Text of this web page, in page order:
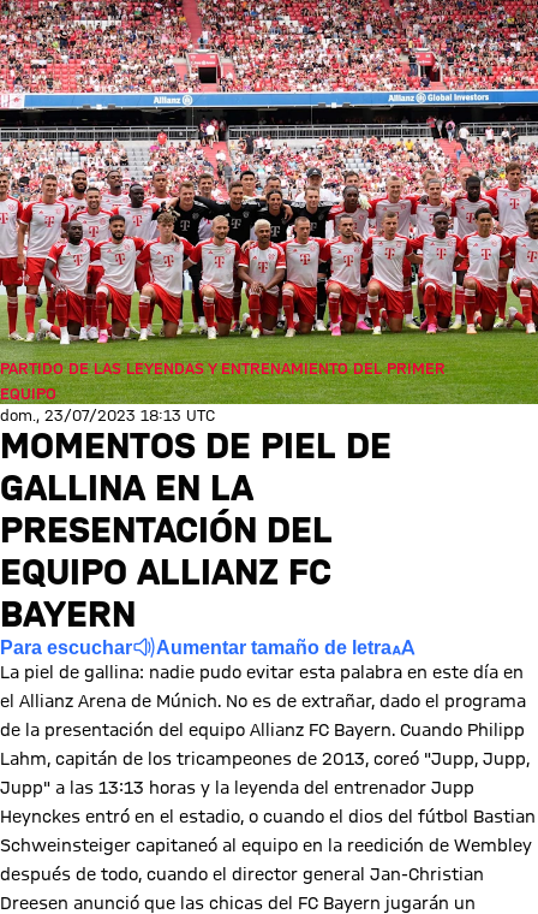
PARTIDO DE LAS LEYENDAS Y ENTRENAMIENTO DEL PRIMER
EQUIPO
dom., 23/07/2023 18:13 UTC
MOMENTOS DE PIEL DE
GALLINA EN LA
PRESENTACIÓN DEL
EQUIPO ALLIANZ FC
BAYERN
Para escuchar Aumentar tamaño de letra
La piel de gallina: nadie pudo evitar esta palabra en este día en
el Allianz Arena de Múnich. No es de extrañar, dado el programa
de la presentación del equipo Allianz FC Bayern. Cuando Philipp
Lahm, capitán de los tricampeones de 2013, coreó "Jupp, Jupp,
Jupp" a las 13:13 horas y la leyenda del entrenador Jupp
Heynckes entró en el estadio, o cuando el dios del fútbol Bastian
Schweinsteiger capitaneó al equipo en la reedición de Wembley
después de todo, cuando el director general Jan-Christian
Dreesen anunció que las chicas del FC Bayern jugarán un